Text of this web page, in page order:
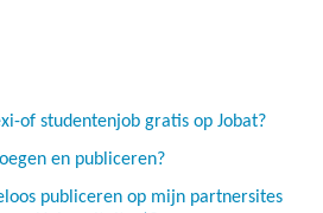
of studentenjob gratis op Jobat?
en publiceren?
publiceren op mijn partnersites